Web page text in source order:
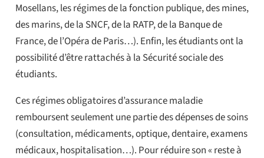
Mosellans, les régimes de la fonction publique, des mines,
des marins, de la SNCF, de la RATP, de la Banque de
France, de l’Opéra de Paris…). Enfin, les étudiants ont la
possibilité d’être rattachés à la Sécurité sociale des
étudiants.
Ces régimes obligatoires d’assurance maladie
remboursent seulement une partie des dépenses de soins
(consultation, médicaments, optique, dentaire, examens
médicaux, hospitalisation…). Pour réduire son « reste à